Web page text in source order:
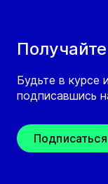
Будьте в курсе
подписавшись
Подписаться